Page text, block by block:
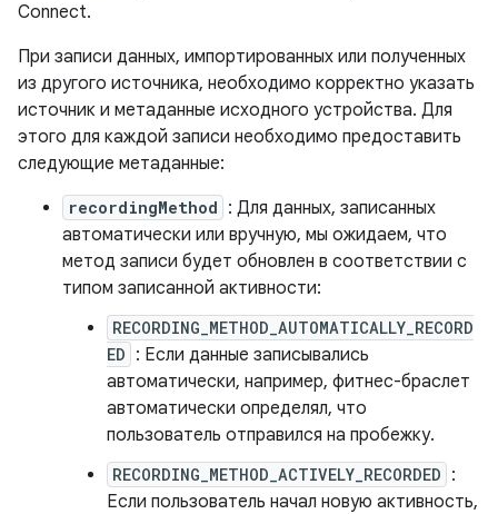
Connect.
При записи данных, импортированных или полученных
из другого источника, необходимо корректно указать
источник и метаданные исходного устройства. Для
этого для каждой записи необходимо предоставить
следующие метаданные:
recordingMethod : Для данных, записанных
автоматически или вручную, мы ожидаем, что
метод записи будет обновлен в соответствии с
типом записанной активности:
RECORDING_METHOD_AUTOMATICALLY_RECORD
ED : Если данные записывались
автоматически, например, фитнес-браслет
автоматически определял, что
пользователь отправился на пробежку.
RECORDING_METHOD_ACTIVELY_RECORDED :
Если пользователь начал новую активность,